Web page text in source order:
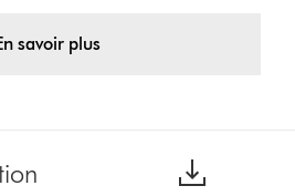
savoir plus